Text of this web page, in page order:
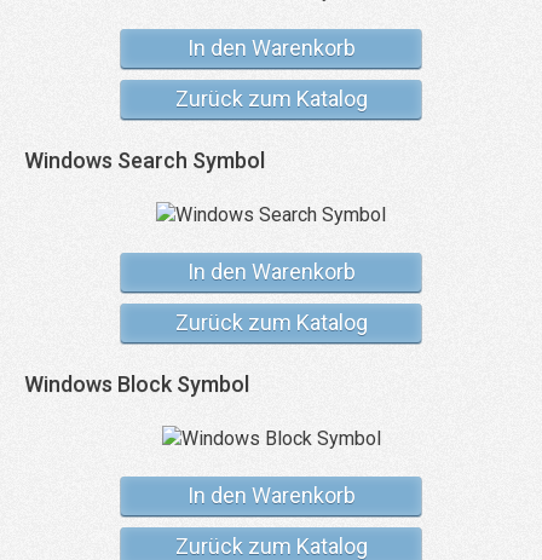
In den Warenkorb
Zurück zum Katalog
Windows Search Symbol
In den Warenkorb
Zurück zum Katalog
Windows Block Symbol
In den Warenkorb
Zurück zum Katalog